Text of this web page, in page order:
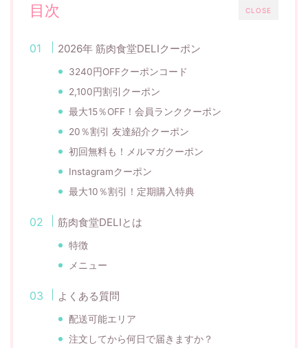
CLOSE
目次
2026年 筋肉食堂DELIクーポン
3240円OFFクーポンコード
2,100円割引クーポン
最大15％OFF！会員ランククーポン
20％割引 友達紹介クーポン
初回無料も！メルマガクーポン
Instagramクーポン
最大10％割引！定期購入特典
筋肉食堂DELIとは
特徴
メニュー
よくある質問
配送可能エリア
注文してから何日で届きますか？